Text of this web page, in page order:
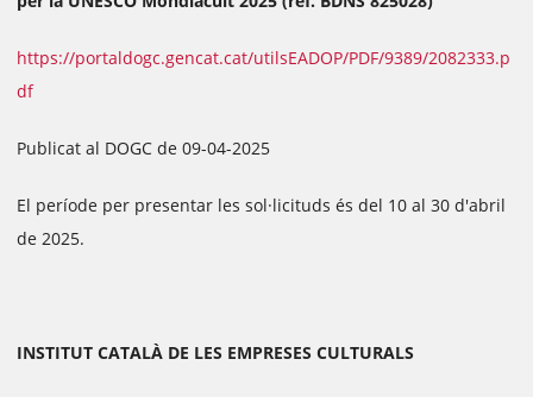
https://portaldogc.gencat.cat/utilsEADOP/PDF/9389/2082333.p
df
Publicat al DOGC de 09-04-2025
El període per presentar les sol·licituds és del 10 al 30 d'abril
de 2025.
INSTITUT CATALÀ DE LES EMPRESES CULTURALS